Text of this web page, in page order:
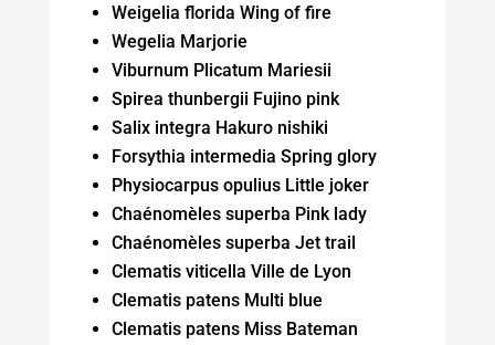
Weigelia florida Wing of fire
Wegelia Marjorie
Viburnum Plicatum Mariesii
Spirea thunbergii Fujino pink
Salix integra Hakuro nishiki
Forsythia intermedia Spring glory
Physiocarpus opulius Little joker
Chaénomèles superba Pink lady
Chaénomèles superba Jet trail
Clematis viticella Ville de Lyon
Clematis patens Multi blue
Clematis patens Miss Bateman